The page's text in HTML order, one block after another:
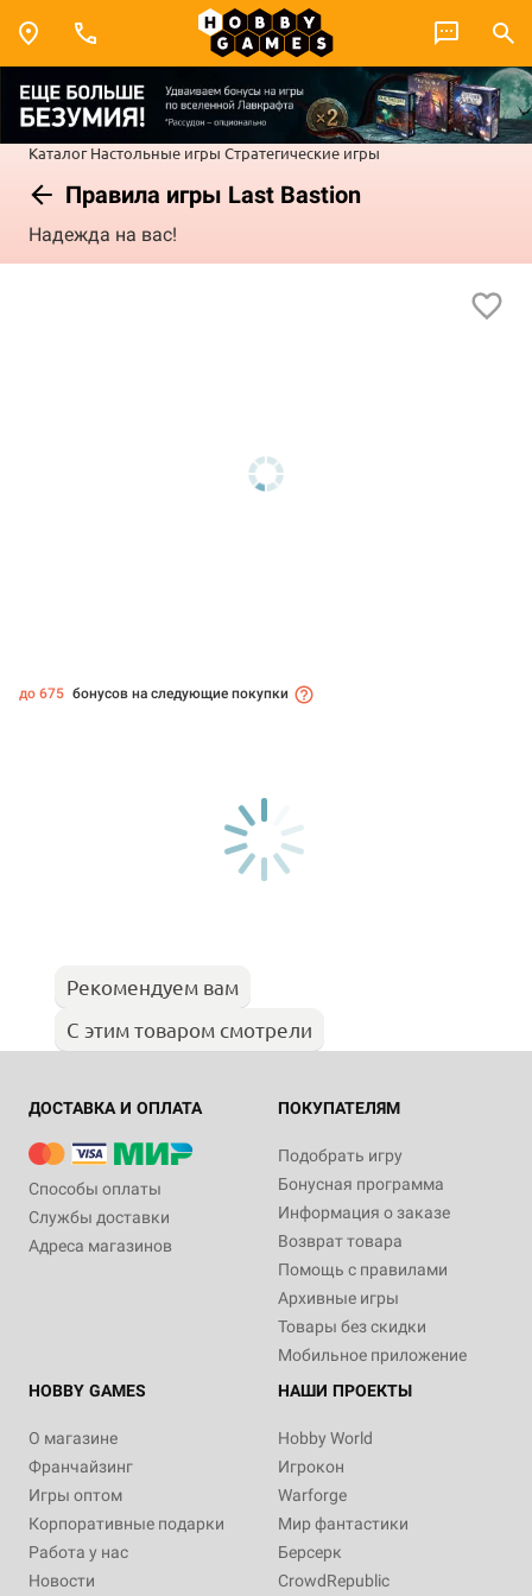
Каталог Настольные игры Стратегические игры
Правила игры Last Bastion
Надежда на вас!
до 675 бонусов на следующие покупки
Рекомендуем вам
С этим товаром смотрели
ДОСТАВКА И ОПЛАТА
Способы оплаты
Службы доставки
Адреса магазинов
ПОКУПАТЕЛЯМ
Подобрать игру
Бонусная программа
Информация о заказе
Возврат товара
Помощь с правилами
Архивные игры
Товары без скидки
Мобильное приложение
HOBBY GAMES
О магазине
Франчайзинг
Игры оптом
Корпоративные подарки
Работа у нас
Новости
НАШИ ПРОЕКТЫ
Hobby World
Игрокон
Warforge
Мир фантастики
Берсерк
CrowdRepublic